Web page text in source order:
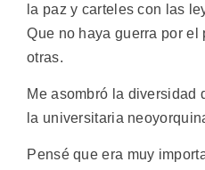
la paz y carteles con las
Que no haya guerra por el
otras.
Me asombró la diversidad
la universitaria
Pensé que era muy